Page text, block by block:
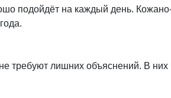
подойдёт на каждый день.
лишних объяснений. В них